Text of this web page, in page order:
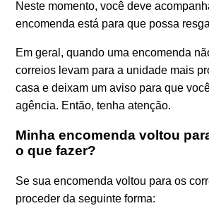
Neste momento, você deve
encomenda está para que possa
Em geral, quando uma encomenda
correios levam para a unidade mais
casa e deixam um aviso para que
agência. Então, tenha atenção.
Minha encomenda voltou
o que fazer?
Se sua encomenda voltou para os
proceder da seguinte forma: